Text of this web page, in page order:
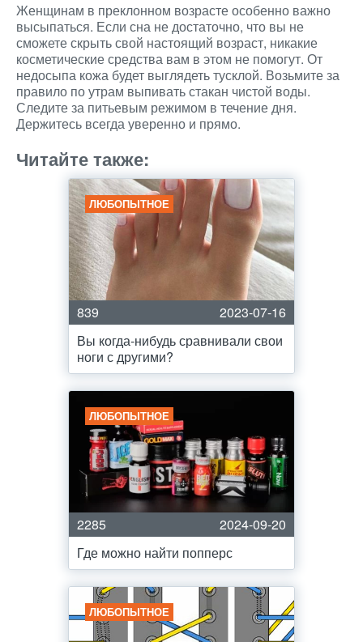
Женщинам в преклонном возрасте особенно важно
высыпаться. Если сна не достаточно, что вы не
сможете скрыть свой настоящий возраст, никакие
косметические средства вам в этом не помогут. От
недосыпа кожа будет выглядеть тусклой. Возьмите за
правило по утрам выпивать стакан чистой воды.
Следите за питьевым режимом в течение дня.
Держитесь всегда уверенно и прямо.
Читайте также:
ЛЮБОПЫТНОЕ
839
2023-07-16
Вы когда-нибудь сравнивали свои
ноги с другими?
ЛЮБОПЫТНОЕ
2285
2024-09-20
Где можно найти попперс
ЛЮБОПЫТНОЕ